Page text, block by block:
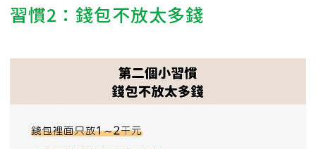
習慣2：錢包不放太多錢